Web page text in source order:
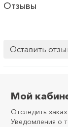
Отзывы
Оставить
Мой
Отследить заказ
Уведомления о